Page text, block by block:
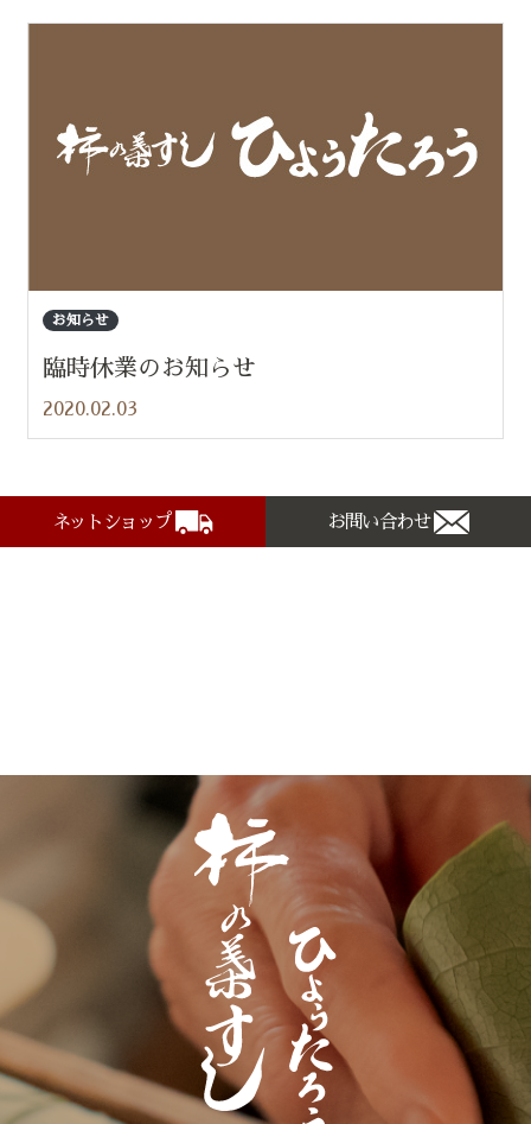
お知らせ
臨時休業のお知らせ
2020.02.03
ネットショップ お問い合わせ